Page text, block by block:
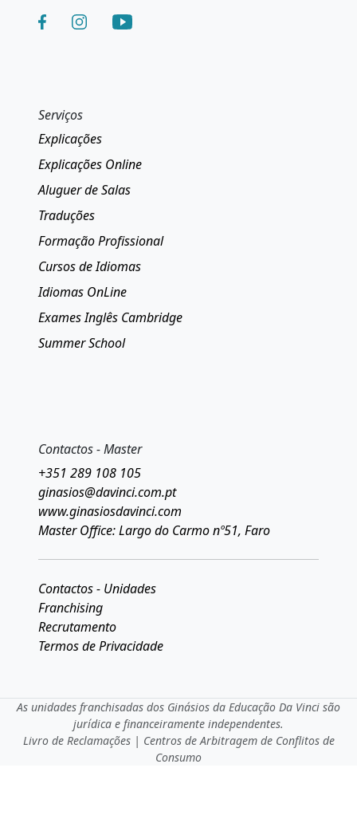
Serviços
Explicações
Explicações Online
Aluguer de Salas
Traduções
Formação Profissional
Cursos de Idiomas
Idiomas OnLine
Exames Inglês Cambridge
Summer School
Contactos - Master
+351 289 108 105
ginasios@davinci.com.pt
www.ginasiosdavinci.com
Master Office: Largo do Carmo nº51, Faro
Contactos - Unidades
Franchising
Recrutamento
Termos de Privacidade
As unidades franchisadas dos Ginásios da Educação Da Vinci são
jurídica e financeiramente independentes.
Livro de Reclamações| Centros de Arbitragem de Conflitos de
Consumo